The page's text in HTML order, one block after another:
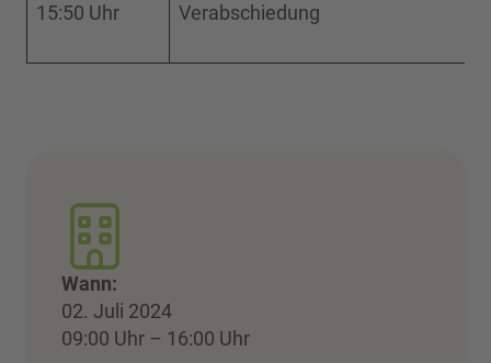
15:50 Uhr
Verabschiedung
Wann:
02. Juli 2024
09:00 Uhr – 16:00 Uhr